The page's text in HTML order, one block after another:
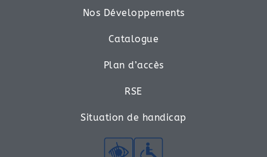
Nos Développements
Catalogue
Plan d’accès
RSE
Situation de handicap